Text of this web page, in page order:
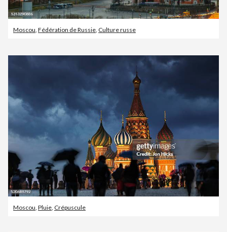
Moscou, Fédération de Russie, Culture russe
Moscou Pluie Crépuscule